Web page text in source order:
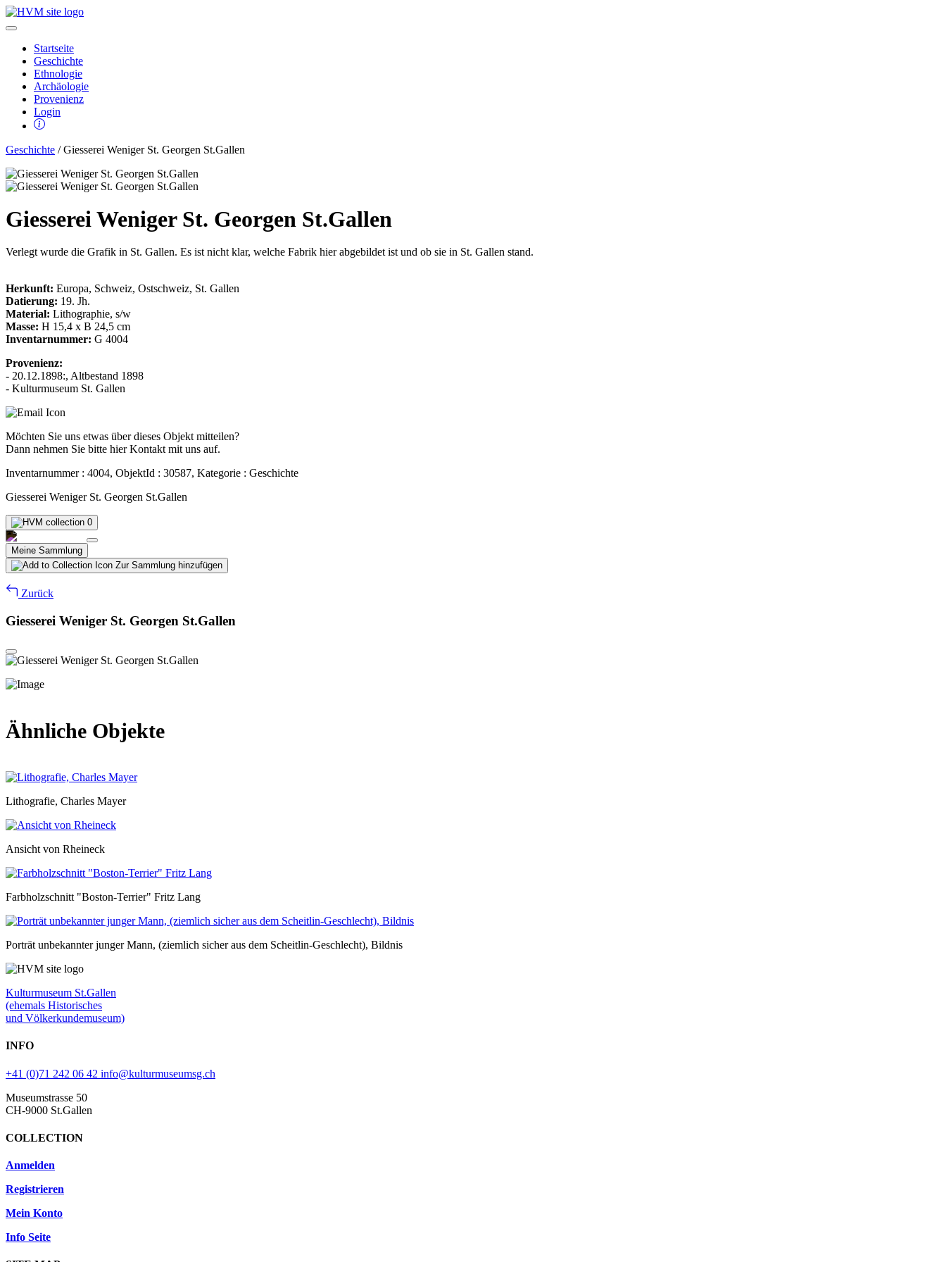
Startseite
Geschichte
Ethnologie
Archäologie
Provenienz
Login
Geschichte / Giesserei Weniger St. Georgen St.Gallen
Giesserei Weniger St. Georgen St.Gallen
Verlegt wurde die Grafik in St. Gallen. Es ist nicht klar, welche Fabrik hier abgebildet ist und ob sie in St. Gallen stand.
Herkunft: Europa, Schweiz, Ostschweiz, St. Gallen
Datierung: 19. Jh.
Material: Lithographie, s/w
Masse: H 15,4 x B 24,5 cm
Inventarnummer: G 4004
Provenienz:
- 20.12.1898:, Altbestand 1898
- Kulturmuseum St. Gallen
Möchten Sie uns etwas über dieses Objekt mitteilen?
Dann nehmen Sie bitte hier Kontakt mit uns auf.
Inventarnummer : 4004, ObjektId : 30587, Kategorie : Geschichte
Giesserei Weniger St. Georgen St.Gallen
0
Meine Sammlung
Zur Sammlung hinzufügen
Zurück
Giesserei Weniger St. Georgen St.Gallen
Ähnliche Objekte
Lithografie, Charles Mayer
Ansicht von Rheineck
Farbholzschnitt "Boston-Terrier" Fritz Lang
Porträt unbekannter junger Mann, (ziemlich sicher aus dem Scheitlin-Geschlecht), Bildnis
Kulturmuseum St.Gallen
(ehemals Historisches
und Völkerkundemuseum)
INFO
+41 (0)71 242 06 42 info@kulturmuseumsg.ch
Museumstrasse 50
CH-9000 St.Gallen
COLLECTION
Anmelden
Registrieren
Mein Konto
Info Seite